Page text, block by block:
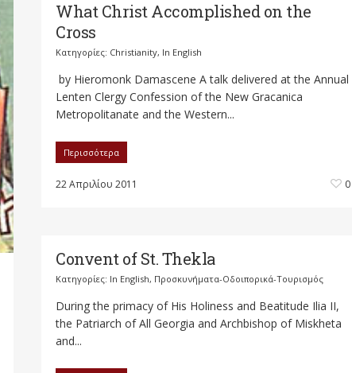
What Christ Accomplished on the
Cross
Κατηγορίες: Christianity, In English
by Hieromonk Damascene A talk delivered at the Annual
Lenten Clergy Confession of the New Gracanica
Metropolitanate and the Western...
Περισσότερα
22 Απριλίου 2011 0
Convent of St. Thekla
Κατηγορίες: In English, Προσκυνήματα-Οδοιπορικά-Τουρισμός
During the primacy of His Holiness and Beatitude Ilia II,
the Patriarch of All Georgia and Archbishop of Miskheta
and...